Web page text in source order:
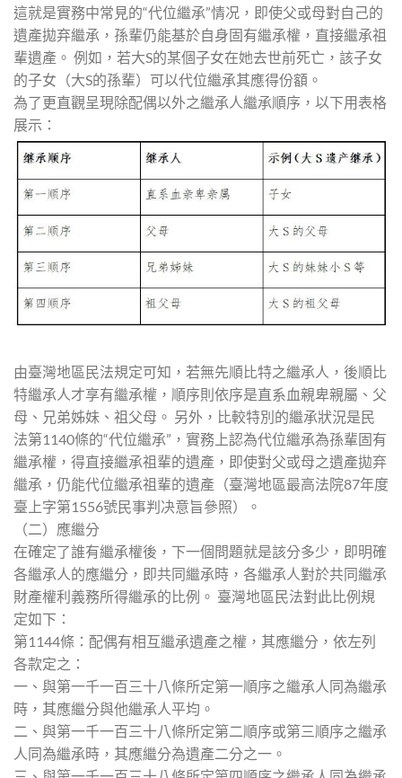
這就是實務中常見的“代位繼承”情况，即使父或母對自己的
遺產拋弃繼承，孫輩仍能基於自身固有繼承權，直接繼承祖
輩遺產。 例如，若大S的某個子女在她去世前死亡，該子女
的子女（大S的孫輩）可以代位繼承其應得份額。
為了更直觀呈現除配偶以外之繼承人繼承順序，以下用表格
展示：
由臺灣地區民法規定可知，若無先順比特之繼承人，後順比
特繼承人才享有繼承權，順序則依序是直系血親卑親屬、父
母、兄弟姊妹、祖父母。 另外，比較特別的繼承狀況是民
法第1140條的“代位繼承”，實務上認為代位繼承為孫輩固有
繼承權，得直接繼承祖輩的遺產，即使對父或母之遺產拋弃
繼承，仍能代位繼承祖輩的遺產（臺灣地區最高法院87年度
臺上字第1556號民事判决意旨參照）。
（二）應繼分
在確定了誰有繼承權後，下一個問題就是該分多少，即明確
各繼承人的應繼分，即共同繼承時，各繼承人對於共同繼承
財產權利義務所得繼承的比例。 臺灣地區民法對此比例規
定如下：
第1144條：配偶有相互繼承遺產之權，其應繼分，依左列
各款定之：
一、與第一千一百三十八條所定第一順序之繼承人同為繼承
時，其應繼分與他繼承人平均。
二、與第一千一百三十八條所定第二順序或第三順序之繼承
人同為繼承時，其應繼分為遺產二分之一。